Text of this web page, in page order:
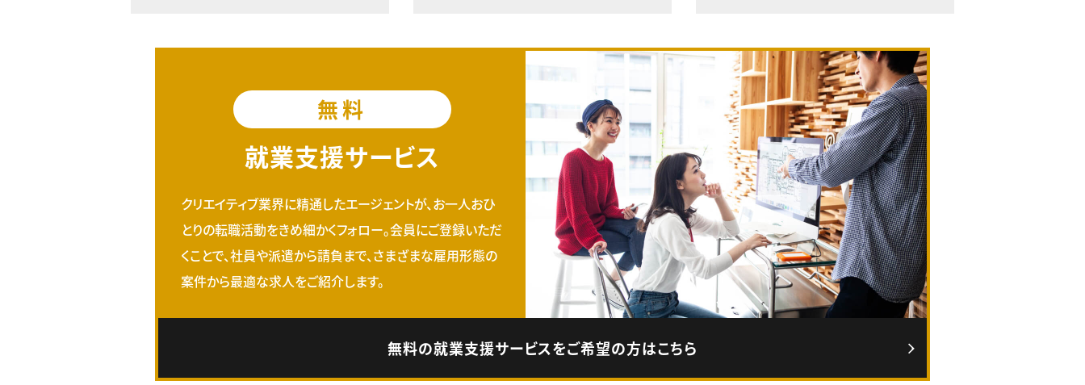
無料
就業支援サービス
クリエイティブ業界に精通したエージェントが、お一人おひ
とりの転職活動をきめ細かくフォロー。会員にご登録いただ
くことで、社員や派遣から請負まで、さまざまな雇用形態の
案件から最適な求人をご紹介します。
無料の就業支援サービスをご希望の方はこちら